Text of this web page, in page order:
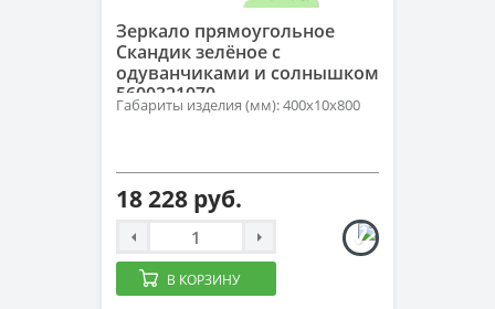
Зеркало прямоугольное
Скандик зелёное с
одуванчиками и солнышком
5600321070
Габариты изделия (мм): 400х10х800
18 228 руб.
В КОРЗИНУ